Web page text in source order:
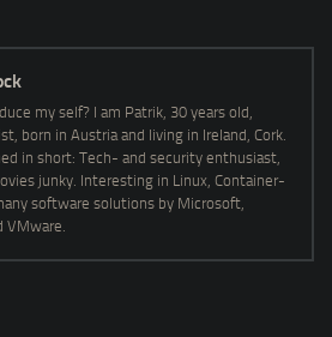
my self? I am Patrik, 30 years old,
born in Austria and living in Ireland, Cork.
in short: Tech- and security enthusiast,
junky. Interesting in Linux, Container-
software solutions by Microsoft,
VMware.